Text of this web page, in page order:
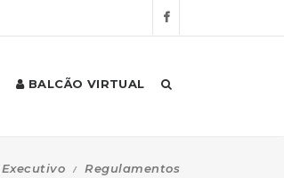
BALCÃO VIRTUAL
Executivo Regulamentos